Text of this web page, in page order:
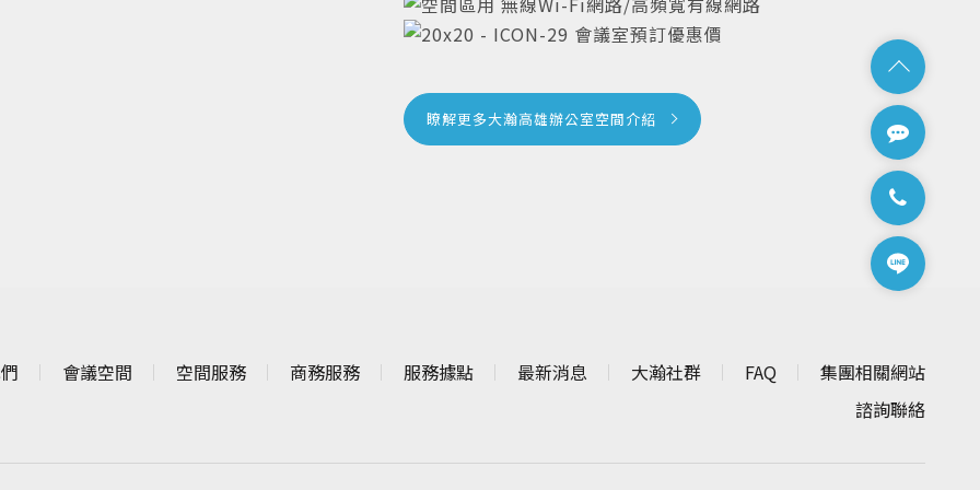
會議室預訂優惠價
瞭解更多大瀚高雄辦公室空間介紹
會議空間 空間服務 商務服務 服務據點 最新消息 大瀚社群 FAQ
集團相關網站
諮詢聯絡